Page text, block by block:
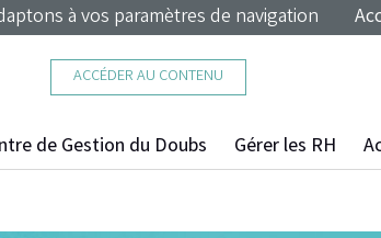
ACCÉDER AU CONTENU
à vos paramètres de navigation
de Gestion du Doubs Gérer les RH